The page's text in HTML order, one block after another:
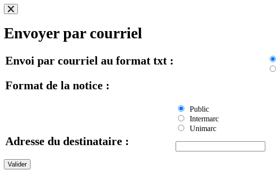
Envoyer par courriel
Envoi par courriel au format txt :
Format de la notice :
Public
Intermarc
Unimarc
Adresse du destinataire :